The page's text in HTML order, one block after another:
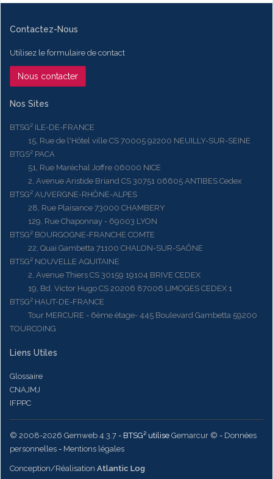
Contactez-Nous
Utilisez le formulaire de contact
Nous contacter
Nos Sites
BTSG² ILE-DE-FRANCE
15, Rue de l'Hôtel ville CS 70005 92200 NEUILLY-SUR-SEINE
BTGS² PACA
51, Rue Maréchal Joffre 06000 NICE
2, Avenue Aristide Briand CS 30751 06605 ANTIBES Cedex
BTSG² AUVERGNE-RHÔNE-ALPES
28, Rue Plaisance 73000 CHAMBERY
129, Rue Chaponnay - 69003 LYON
BTSG² BOURGOGNE-FRANCHE COMTE
22, Quai Gambetta 71100 CHALON-SUR-SAÔNE
BTSG² NOUVELLE AQUITAINE
2, Avenue Thiers CS 30159 19104 BRIVE CEDEX
19, Bd. Victor Hugo CS 20206 87006 LIMOGES CEDEX 1
BTSG² HAUT-DE-FRANCE
Tour MERCURE - 6ème étage- 445 Boulevard Gambetta 59200
TOURCOING
Liens Utiles
Glossaire
CNAJMJ
IFPPC
© 2008-2026 Gemweb 4.3.7 - BTSG² utilise Gemarcur © - Données
personnelles - Mentions légales
Conception/Réalisation Atlantic Log